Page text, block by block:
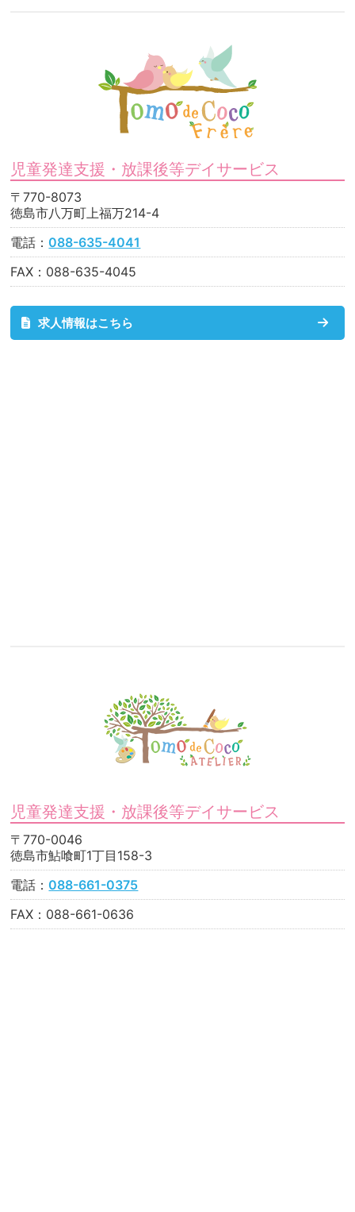
児童発達支援・放課後等デイサービス
〒770-8073
徳島市八万町上福万214-4
電話：088-635-4041
FAX：088-635-4045
求人情報はこちら
児童発達支援・放課後等デイサービス
〒770-0046
徳島市鮎喰町1丁目158-3
電話：088-661-0375
FAX：088-661-0636